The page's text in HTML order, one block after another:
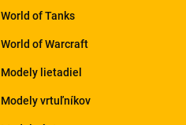
World of Tanks
World of Warcraft
Modely lietadiel
Modely vrtuľníkov